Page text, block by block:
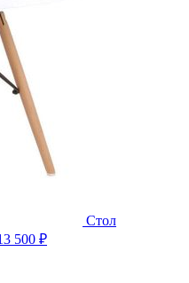
Стол
500 ₽